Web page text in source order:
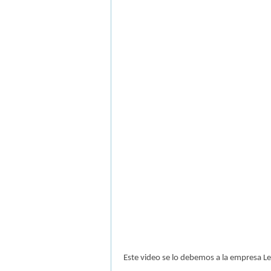
Este video se lo debemos a la empresa